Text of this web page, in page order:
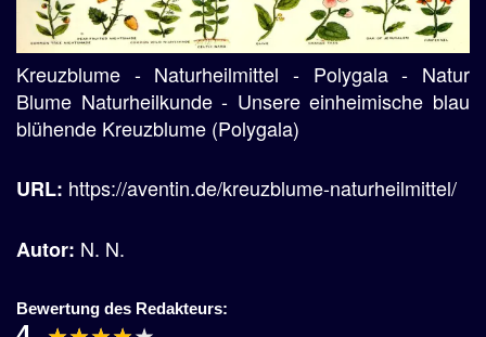
Kreuzblume - Naturheilmittel - Polygala - Natur
Blume Naturheilkunde - Unsere einheimische blau
blühende Kreuzblume (Polygala)
URL: https://aventin.de/kreuzblume-naturheilmittel/
Autor: N. N.
Bewertung des Redakteurs: